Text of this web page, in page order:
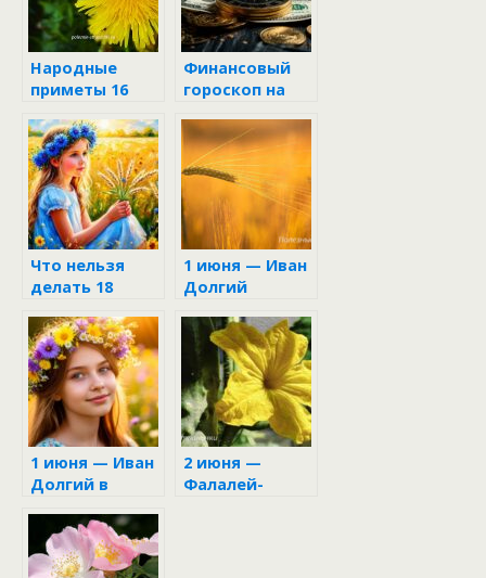
Народные
приметы 16
Финансовый
гороскоп на
22 июня 2025
Что нельзя
делать 18
Дорофеев
день: приметы
и традиции
1 июня — Иван
Долгий
1 июня — Иван
Долгий в
календаре
2 июня —
Фалалей-